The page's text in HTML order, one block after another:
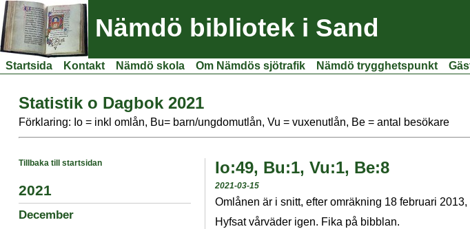
Nämdö bibliotek i Sand
Startsida Kontakt Nämdö skola Om Nämdös sjötrafik Nämdö trygghetspunkt
Statistik o Dagbok 2021
Förklaring: Io = inkl omlån, Bu= barn/ungdomutlån, Vu = vuxenutlån, Be = antal besökare
Tillbaka till startsidan
2021
December
Io:49, Bu:1, Vu:1, Be:8
2021-03-15
Omlånen är i snitt, efter omräkning 18 februari
Hyfsat vårväder igen. Fika på bibblan.